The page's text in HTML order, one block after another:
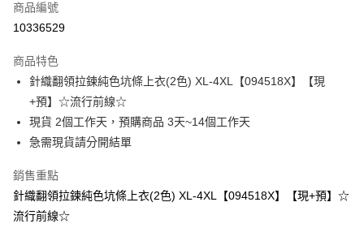
超商取貨付款
Apple Pay
街口支付
悠遊付
Google Pay
全支付
商品編號
10336529
商品特色
針織翻領拉鍊純色坑條上衣(2色) XL-4XL【094518X】【現
+預】☆流行前線☆
現貨 2個工作天，預購商品 3天~14個工作天
急需現貨請分開結單
銷售重點
針織翻領拉鍊純色坑條上衣(2色) XL-4XL【094518X】【現+預】☆
流行前線☆